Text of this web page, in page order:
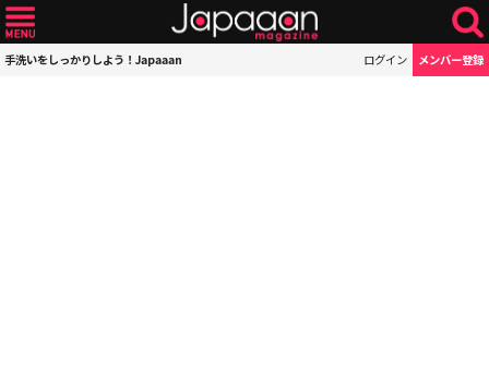
手洗いをしっかりしよう！Japaaan ログイン メンバー登録